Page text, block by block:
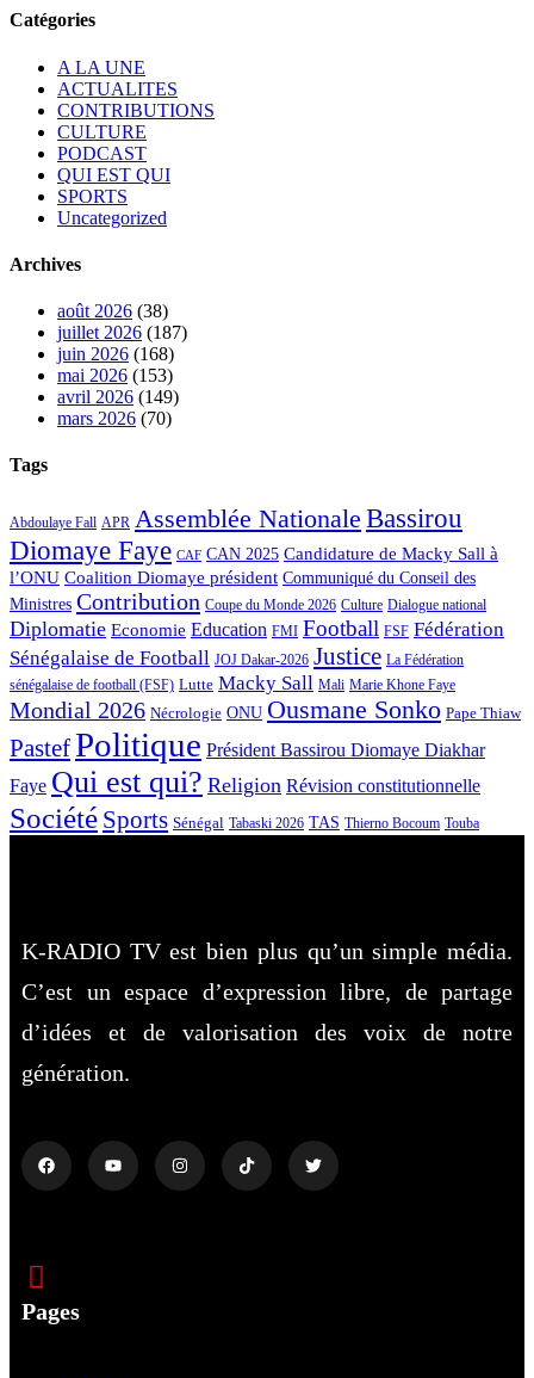
Catégories
A LA UNE
ACTUALITES
CONTRIBUTIONS
CULTURE
PODCAST
QUI EST QUI
SPORTS
Uncategorized
Archives
août 2026 (38)
juillet 2026 (187)
juin 2026 (168)
mai 2026 (153)
avril 2026 (149)
mars 2026 (70)
Tags
Abdoulaye Fall APR Assemblée Nationale Bassirou
Diomaye Faye CAF CAN 2025 Candidature de Macky Sall à
l’ONU Coalition Diomaye président Communiqué du Conseil des
Ministres Contribution Coupe du Monde 2026 Culture Dialogue national
Diplomatie Economie Education FMI Football FSF Fédération
Sénégalaise de Football JOJ Dakar-2026 Justice La Fédération
sénégalaise de football (FSF) Lutte Macky Sall Mali Marie Khone Faye
Mondial 2026 Nécrologie ONU Ousmane Sonko Pape Thiaw
PastefPolitique Président Bassirou Diomaye Diakhar
Faye Qui est qui? Religion Révision constitutionnelle
Société Sports Sénégal Tabaski 2026 TAS Thierno Bocoum Touba
K-RADIO TV est bien plus qu’un simple média.
C’est un espace d’expression libre, de partage
d’idées et de valorisation des voix de notre
génération.
Pages